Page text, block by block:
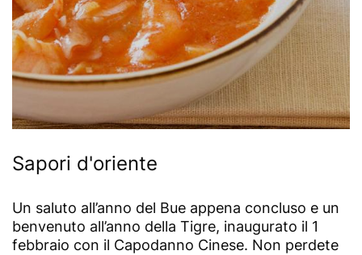
Sapori d'oriente
Un saluto all’anno del Bue appena concluso e un
benvenuto all’anno della Tigre, inaugurato il 1
febbraio con il Capodanno Cinese. Non perdete